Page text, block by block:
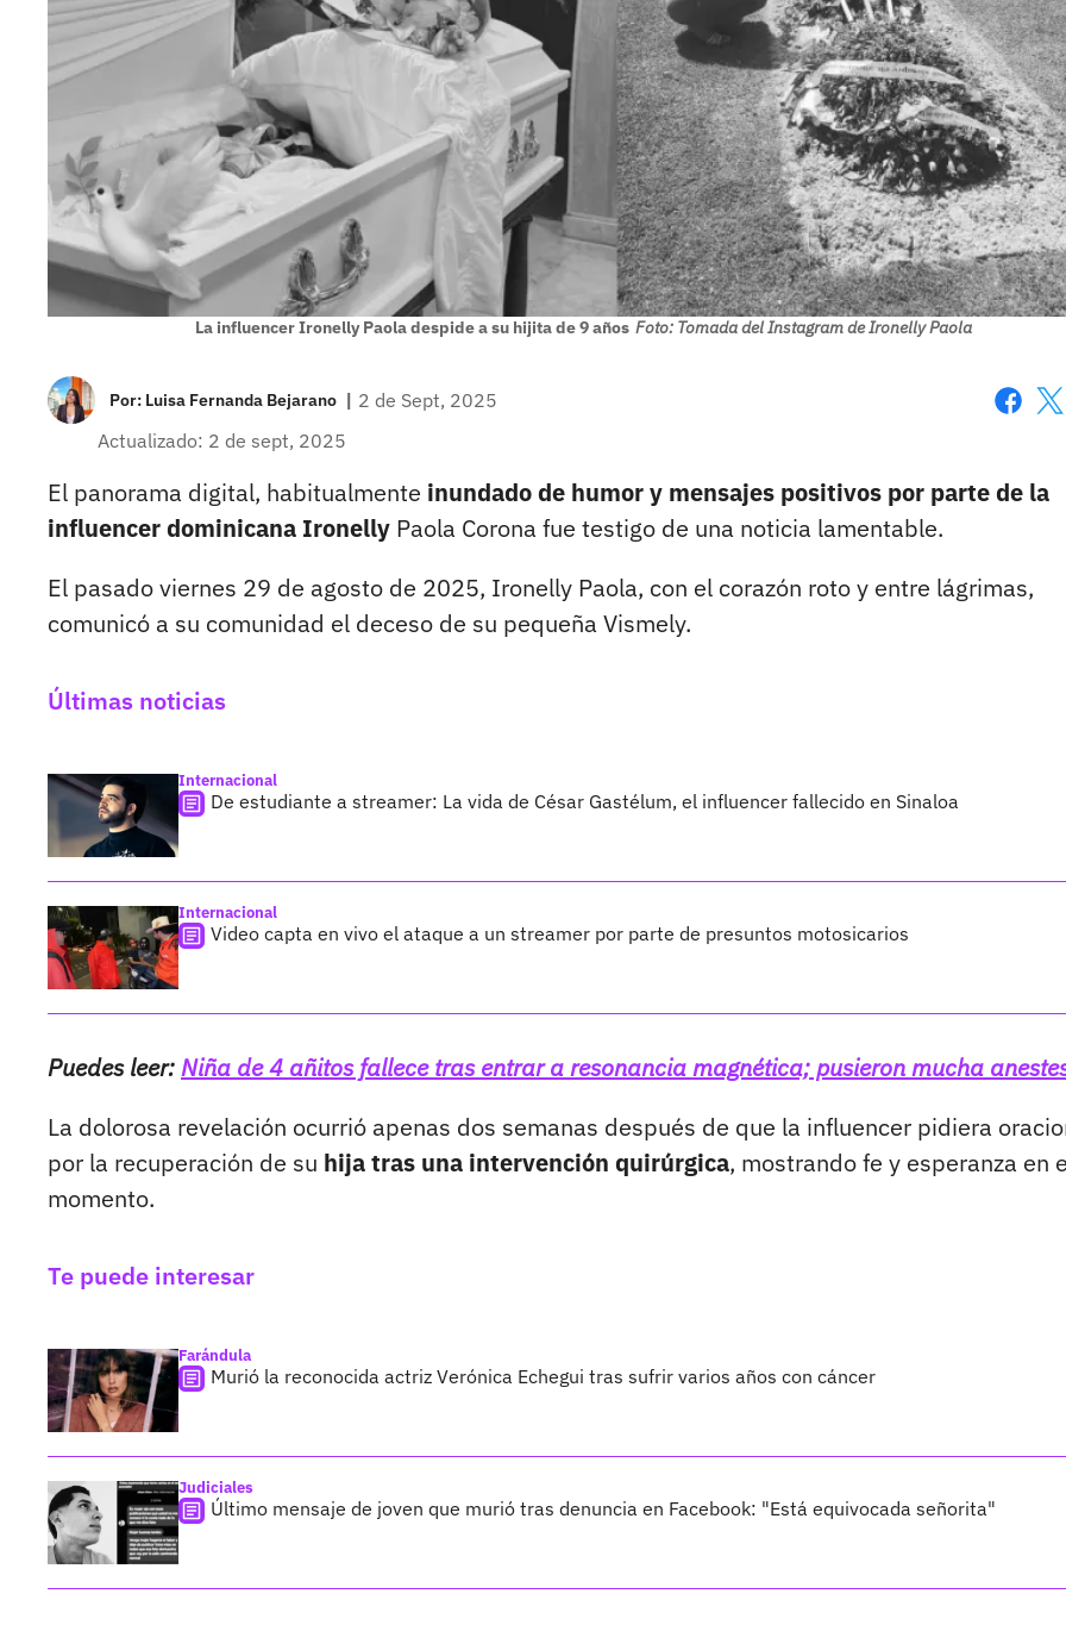
La influencer Ironelly Paola despide a su hijita de 9 años Foto: Tomada del Instagram de Ironelly Paola
Por: Luisa Fernanda Bejarano | 2 de Sept, 2025
Actualizado: 2 de sept, 2025
El panorama digital, habitualmente inundado de humor y mensajes positivos por parte de la
influencer dominicana Ironelly Paola Corona fue testigo de una noticia lamentable.
El pasado viernes 29 de agosto de 2025, Ironelly Paola, con el corazón roto y entre lágrimas,
comunicó a su comunidad el deceso de su pequeña Vismely.
Últimas noticias
Internacional
De estudiante a streamer: La vida de César Gastélum, el influencer fallecido en Sinaloa
Internacional
Video capta en vivo el ataque a un streamer por parte de presuntos motosicarios
Puedes leer:Niña de 4 añitos fallece tras entrar a resonancia magnética; pusieron mucha
La dolorosa revelación ocurrió apenas dos semanas después de que la influencer pidiera
por la recuperación de su hija tras una intervención quirúrgica, mostrando fe y esperanza en
momento.
Te puede interesar
Farándula
Murió la reconocida actriz Verónica Echegui tras sufrir varios años con cáncer
Judiciales
Último mensaje de joven que murió tras denuncia en Facebook: "Está equivocada señorita"